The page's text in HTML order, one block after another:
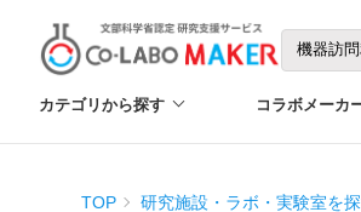
カテゴリから探す コラボメーカ
TOP 研究施設・ラボ・実験室を